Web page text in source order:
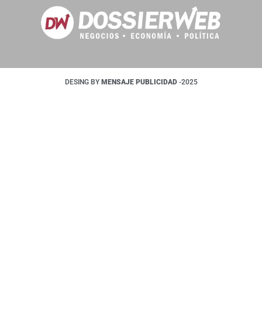
DESING BY MENSAJE PUBLICIDAD -2025